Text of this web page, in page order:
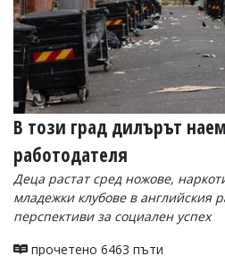
В този град дилърът
работодателя
Деца растат сред ножове,
младежки клубове в английския
перспективи за социален успех
прочетено 6463 пъти